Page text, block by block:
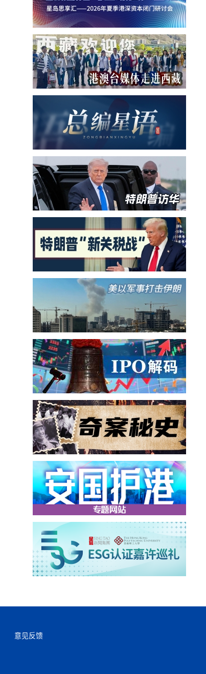
意见反馈